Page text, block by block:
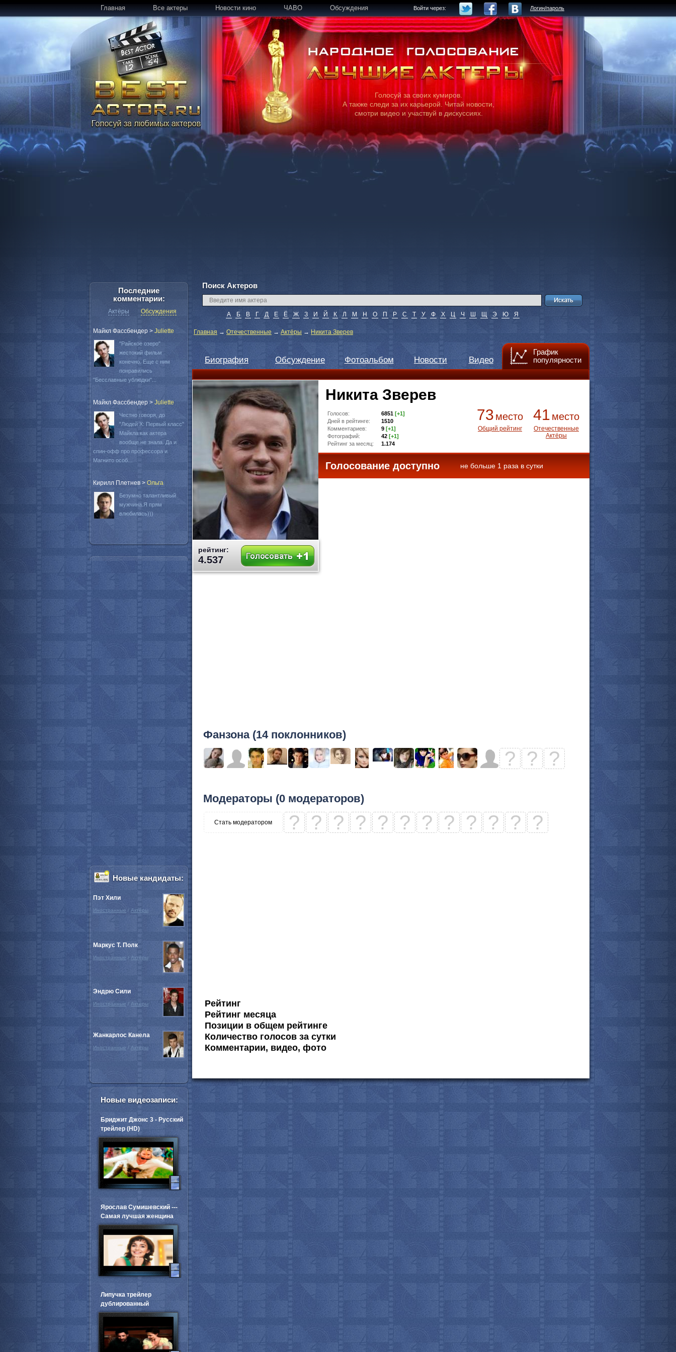
Главная Все актеры Новости кино ЧАВО Обсуждения Войти через: Логин/пароль
Голосуй за своих кумиров.
А также следи за их карьерой. Читай новости,
смотри видео и участвуй в дискуссиях.
Поиск Актеров
А Б В Г Д Е Ё Ж З И Й К Л М Н О П Р С Т У Ф Х Ц Ч Ш Щ Э Ю Я
Главная → Отечественные → Актёры → Никита Зверев
Биография Обсуждение Фотоальбом Новости Видео
График
популярности
рейтинг:
4.537
Никита Зверев
73 место
Общий рейтинг
41 место
Отечественные
Актёры
Голосов: 6851 [+1]
Дней в рейтинге:
1510
Комментариев:
9 [+1]
Фотографий:
42 [+1]
Рейтинг за месяц:
1.174
Голосование доступно не больше 1 раза в сутки
Фанзона (14 поклонников)
? ? ?
Модераторы (0 модераторов)
Стать модератором ? ? ? ? ? ? ? ? ? ? ? ?
Рейтинг
Рейтинг месяца
Позиции в общем рейтинге
Количество голосов за сутки
Комментарии, видео, фото
Последние
комментарии:
Актёры Обсуждения
Майкл Фассбендер > Juliette
"Райское озеро"
жестокий фильм
конечно. Еще с ним
понравились
"Бесславные ублюдки"...
Майкл Фассбендер > Juliette
Честно говоря, до
"Людей Х: Первый класс"
Майкла как актера
вообще не знала. Да и
спин-офф про профессора и
Магнито особ...
Кирилл Плетнев > Oльга
Безумно талантливый
мужчина.Я прям
влюбилась)))
Новые кандидаты:
Пэт Хили
Иностранные / Актёры
Маркус Т. Полк
Иностранные / Актёры
Эндрю Сили
Иностранные / Актёры
Жанкарлос Канела
Иностранные / Актёры
Новые видеозаписи:
Бриджит Джонс 3 - Русский
трейлер (HD)
Ярослав Сумишевский ---
Самая лучшая женщина
Липучка трейлер
дублированный